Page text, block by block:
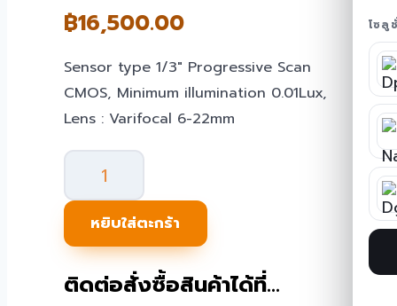
โซลู
฿16,500.00
Sensor type 1/3″ Progressive Scan
CMOS, Minimum illumination 0.01Lux,
Lens : Varifocal 6-22mm
จำนวน
อ่าน
ป้าย
ทะเบียน
4MP
หยิบใส่ตะกร้า
ติดต่อสั่งซื้อสินค้าได้ที่…